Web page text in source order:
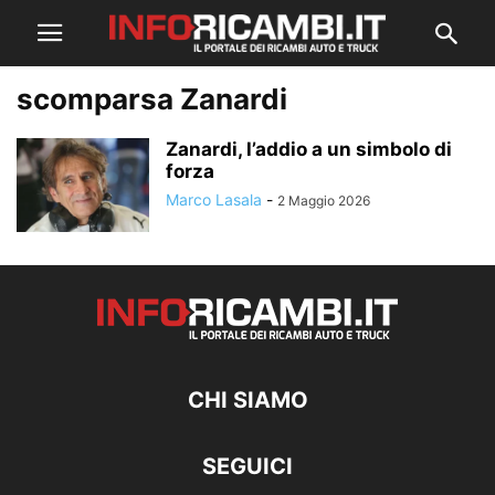
scomparsa Zanardi
Zanardi, l’addio a un simbolo di
forza
Marco Lasala - 2 Maggio 2026
CHI SIAMO
SEGUICI